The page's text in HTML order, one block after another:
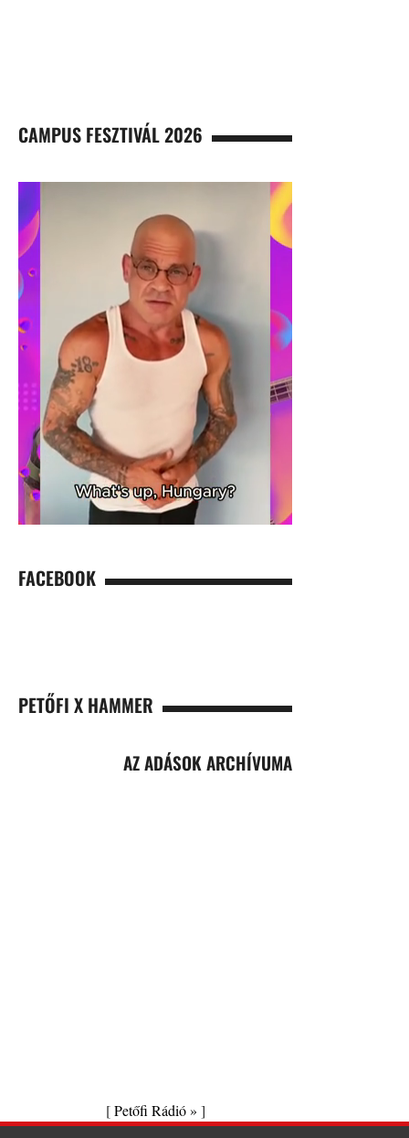
CAMPUS FESZTIVÁL 2026
FACEBOOK
PETŐFI X HAMMER
AZ ADÁSOK ARCHÍVUMA
[Petőfi Rádió » ]